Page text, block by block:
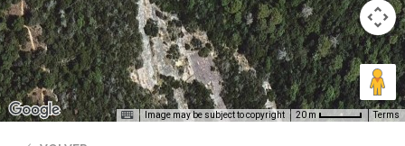
Image may be subject to copyright 20 m Terms